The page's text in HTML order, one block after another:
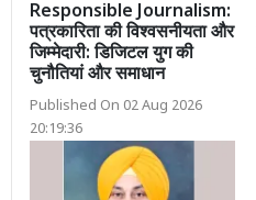
Responsible Journalism:
पत्रकारिता की विश्वसनीयता और
जिम्मेदारी: डिजिटल युग की
चुनौतियां और समाधान
Published On 02 Aug 2026
20:19:36